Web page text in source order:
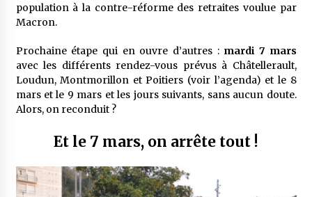
population à la contre-réforme des retraites voulue par
Macron.
Prochaine étape qui en ouvre d’autres : mardi 7 mars
avec les différents rendez-vous prévus à Châtellerault,
Loudun, Montmorillon et Poitiers (voir l’agenda) et le 8
mars et le 9 mars et les jours suivants, sans aucun doute.
Alors, on reconduit ?
Et le 7 mars, on arrête tout !